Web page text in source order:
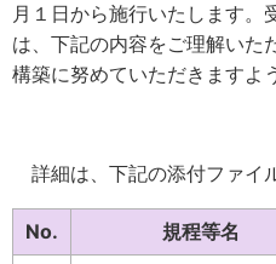
月１日から施行いたします。
は、下記の内容をご理解いた
構築に努めていただきますよ
詳細は、下記の添付ファイ
No. 規程等名